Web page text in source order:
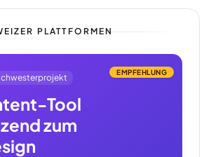
PLATTFORMEN
EMPFEHLUNG
Tool
zum